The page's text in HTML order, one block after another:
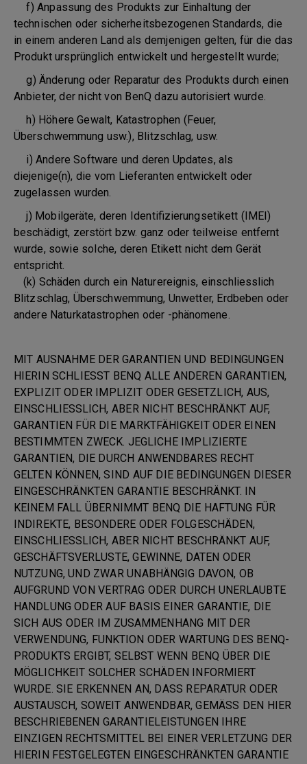
f) Anpassung des Produkts zur Einhaltung der
technischen oder sicherheitsbezogenen Standards, die
in einem anderen Land als demjenigen gelten, für die das
Produkt ursprünglich entwickelt und hergestellt wurde;
g) Änderung oder Reparatur des Produkts durch einen
Anbieter, der nicht von BenQ dazu autorisiert wurde.
h) Höhere Gewalt, Katastrophen (Feuer,
Überschwemmung usw.), Blitzschlag, usw.
i) Andere Software und deren Updates, als
diejenige(n), die vom Lieferanten entwickelt oder
zugelassen wurden.
j) Mobilgeräte, deren Identifizierungsetikett (IMEI)
beschädigt, zerstört bzw. ganz oder teilweise entfernt
wurde, sowie solche, deren Etikett nicht dem Gerät
entspricht.
(k) Schäden durch ein Naturereignis, einschliesslich
Blitzschlag, Überschwemmung, Unwetter, Erdbeben oder
andere Naturkatastrophen oder -phänomene.
MIT AUSNAHME DER GARANTIEN UND BEDINGUNGEN
HIERIN SCHLIESST BENQ ALLE ANDEREN GARANTIEN,
EXPLIZIT ODER IMPLIZIT ODER GESETZLICH, AUS,
EINSCHLIESSLICH, ABER NICHT BESCHRÄNKT AUF,
GARANTIEN FÜR DIE MARKTFÄHIGKEIT ODER EINEN
BESTIMMTEN ZWECK. JEGLICHE IMPLIZIERTE
GARANTIEN, DIE DURCH ANWENDBARES RECHT
GELTEN KÖNNEN, SIND AUF DIE BEDINGUNGEN DIESER
EINGESCHRÄNKTEN GARANTIE BESCHRÄNKT. IN
KEINEM FALL ÜBERNIMMT BENQ DIE HAFTUNG FÜR
INDIREKTE, BESONDERE ODER FOLGESCHÄDEN,
EINSCHLIESSLICH, ABER NICHT BESCHRÄNKT AUF,
GESCHÄFTSVERLUSTE, GEWINNE, DATEN ODER
NUTZUNG, UND ZWAR UNABHÄNGIG DAVON, OB
AUFGRUND VON VERTRAG ODER DURCH UNERLAUBTE
HANDLUNG ODER AUF BASIS EINER GARANTIE, DIE
SICH AUS ODER IM ZUSAMMENHANG MIT DER
VERWENDUNG, FUNKTION ODER WARTUNG DES BENQ-
PRODUKTS ERGIBT, SELBST WENN BENQ ÜBER DIE
MÖGLICHKEIT SOLCHER SCHÄDEN INFORMIERT
WURDE. SIE ERKENNEN AN, DASS REPARATUR ODER
AUSTAUSCH, SOWEIT ANWENDBAR, GEMÄSS DEN HIER
BESCHRIEBENEN GARANTIELEISTUNGEN IHRE
EINZIGEN RECHTSMITTEL BEI EINER VERLETZUNG DER
HIERIN FESTGELEGTEN EINGESCHRÄNKTEN GARANTIE